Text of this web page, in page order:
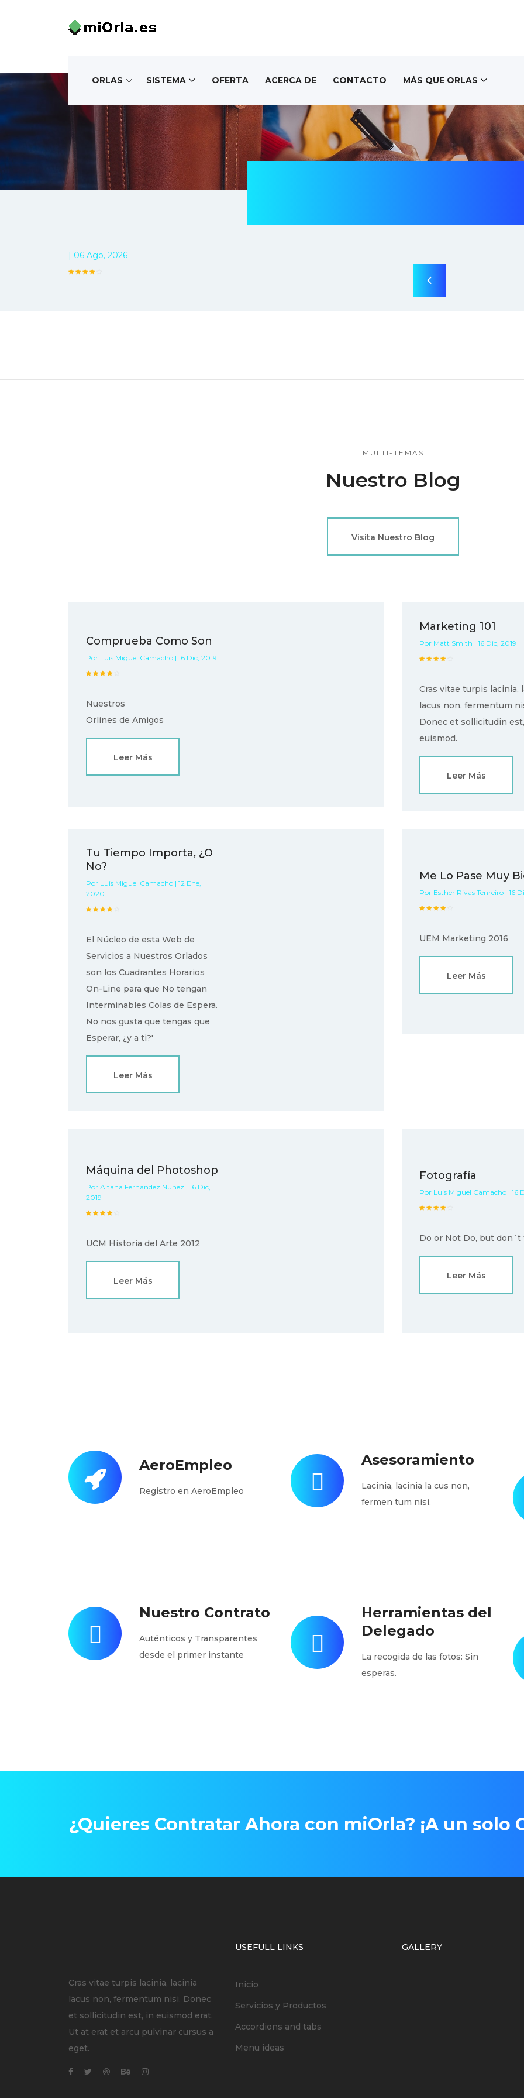
ORLAS SISTEMA OFERTA ACERCA DE CONTACTO MÁS QUE ORLAS
| 06 Ago, 2026
MULTI-TEMAS
Nuestro Blog
Visita Nuestro Blog
Comprueba Como Son
Por Luis Miguel Camacho | 16 Dic, 2019
Nuestros
Orlines de Amigos
Leer Más
Marketing 101
Por Matt Smith | 16 Dic, 2019
Cras vitae turpis lacinia,
lacus non, fermentum
Donec et sollicitudin
euismod.
Leer Más
Tu Tiempo Importa, ¿O
No?
Por Luis Miguel Camacho | 12 Ene,
2020
El Núcleo de esta Web de
Servicios a Nuestros Orlados
son los Cuadrantes Horarios
On-Line para que No tengan
Interminables Colas de Espera.
No nos gusta que tengas que
Esperar, ¿y a ti?'
Leer Más
Me Lo Pase Muy
Por Esther Rivas Tenreiro | 16
UEM Marketing 2016
Leer Más
Máquina del Photoshop
Por Aitana Fernández Nuñez | 16 Dic,
2019
UCM Historia del Arte 2012
Leer Más
Fotografía
Por Luis Miguel Camacho | 16
Do or Not Do, but don`t
Leer Más
AeroEmpleo
Registro en AeroEmpleo
Asesoramiento
Lacinia, lacinia la cus non,
fermen tum nisi.
Nuestro Contrato
Auténticos y Transparentes
desde el primer instante
Herramientas del
Delegado
La recogida de las fotos: Sin
esperas.
¿Quieres Contratar Ahora con miOrla? ¡A un solo
Cras vitae turpis lacinia, lacinia
lacus non, fermentum nisi. Donec
et sollicitudin est, in euismod erat.
Ut at erat et arcu pulvinar cursus a
eget.
USEFULL LINKS
Inicio
Servicios y Productos
Accordions and tabs
Menu ideas
GALLERY